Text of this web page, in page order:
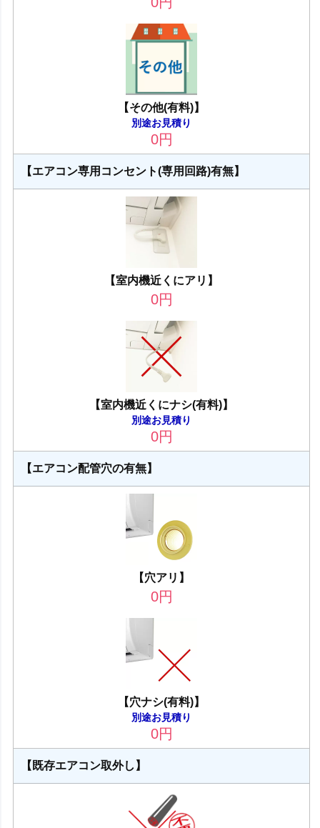
【その他(有料)】
別途お見積り
0円
【エアコン専用コンセント(専用回路)有無】
【室内機近くにアリ】
0円
【室内機近くにナシ(有料)】
別途お見積り
0円
【エアコン配管穴の有無】
【穴アリ】
0円
【穴ナシ(有料)】
別途お見積り
0円
【既存エアコン取外し】